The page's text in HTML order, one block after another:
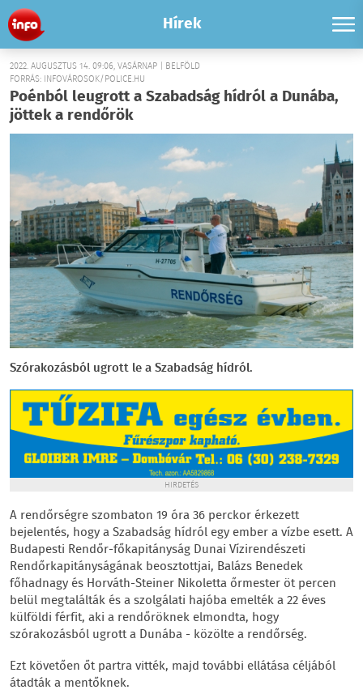
Hírek
2022. AUGUSZTUS 14. 09:06, VASÁRNAP | BELFÖLD
FORRÁS: INFOVÁROSOK/POLICE.HU
Poénból leugrott a Szabadság hídról a Dunába,
jöttek a rendőrök
Szórakozásból ugrott le a Szabadság hídról.
HIRDETÉS
A rendőrségre szombaton 19 óra 36 perckor érkezett
bejelentés, hogy a Szabadság hídról egy ember a vízbe esett. A
Budapesti Rendőr-főkapitányság Dunai Vízirendészeti
Rendőrkapitányságának beosztottjai, Balázs Benedek
főhadnagy és Horváth-Steiner Nikoletta őrmester öt percen
belül megtalálták és a szolgálati hajóba emelték a 22 éves
külföldi férfit, aki a rendőröknek elmondta, hogy
szórakozásból ugrott a Dunába - közölte a rendőrség.
Ezt követően őt partra vitték, majd további ellátása céljából
átadták a mentőknek.